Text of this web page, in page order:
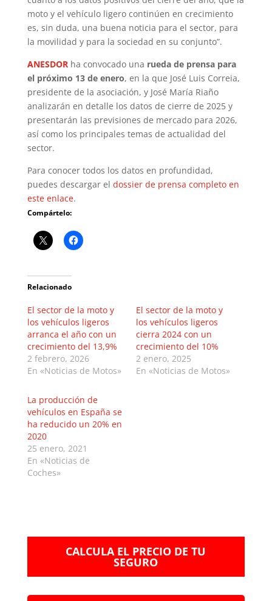
moto y el vehículo ligero continúen en crecimiento
es, sin duda, una buena noticia para el sector, para
la movilidad y para la sociedad en su conjunto”.
ANESDORha convocado una rueda de prensa para
el próximo 13 de enero, en la que José Luis Correia,
presidente de la asociación, y José María Riaño
analizarán en detalle los datos de cierre de 2025 y
presentarán las previsiones de mercado para 2026,
así como los principales temas de actualidad del
sector.
Para conocer todos los datos en profundidad,
puedes descargar el dossier de prensa completo en
este enlace.
Compártelo:
Relacionado
El sector de la moto y
los vehículos ligeros
arranca el año con un
crecimiento del 13,9%
2 febrero, 2026
En «Noticias de Motos»
El sector de la moto y
los vehículos ligeros
cierra 2024 con un
crecimiento del 10%
2 enero, 2025
En «Noticias de Motos»
La producción de
vehículos en España se
ha reducido un 20% en
2020
25 enero, 2021
En «Noticias de
Coches»
CALCULA EL PRECIO DE TU
SEGURO